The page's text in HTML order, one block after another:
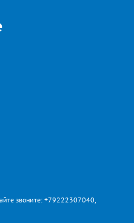
звоните: +79222307040,